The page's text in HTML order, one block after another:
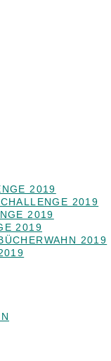
2019
2019
2019
2019
2019